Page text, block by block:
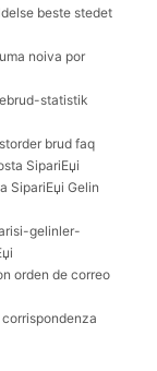
beste stedet
noiva por
statistik
brud faq
SipariЕџi
SipariЕџi Gelin
gelinler-
orden de correo